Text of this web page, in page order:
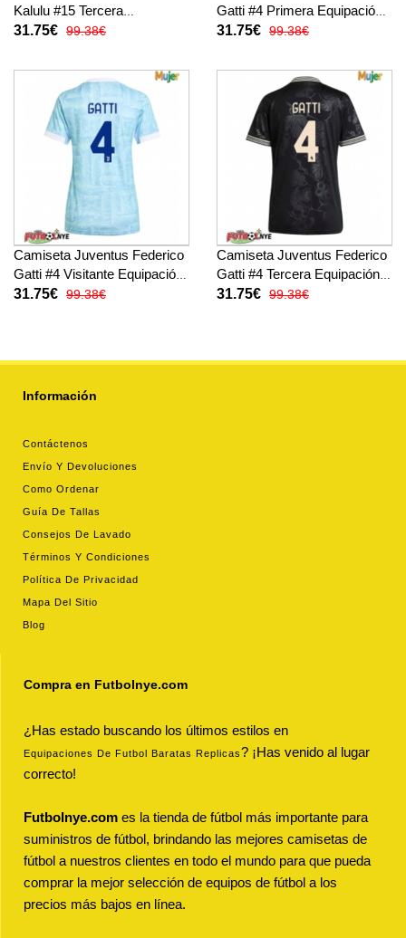
Kalulu #15 Tercera
Equipación para mujer 2025-
31.75€ 99.38€
Gatti #4 Primera Equipación
para mujer 2025-26 manga
31.75€ 99.38€
Camiseta Juventus Federico
Gatti #4 Visitante Equipación
para mujer 2025-26 manga
31.75€ 99.38€
Camiseta Juventus Federico
Gatti #4 Tercera Equipación
para mujer 2025-26 manga
31.75€ 99.38€
Información
Contáctenos
Envío Y Devoluciones
Como Ordenar
Guía De Tallas
Consejos De Lavado
Términos Y Condiciones
Política De Privacidad
Mapa Del Sitio
Blog
Compra en Futbolnye.com
¿Has estado buscando los últimos estilos en
Equipaciones De Futbol Baratas Replicas? ¡Has venido al lugar
correcto!
Futbolnye.com es la tienda de fútbol más importante para
suministros de fútbol, brindando las mejores camisetas de
fútbol a nuestros clientes en todo el mundo para que pueda
comprar la mejor selección de equipos de fútbol a los
precios más bajos en línea.